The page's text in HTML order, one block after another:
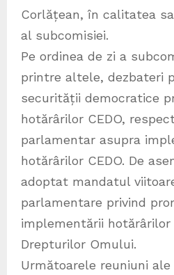
Corlățean, în calitatea
al subcomisiei.
Pe ordinea de zi a
printre altele, dezbateri
securității democratice
hotărârilor CEDO,
parlamentar asupra
hotărârilor CEDO. De
adoptat mandatul
parlamentare privind
implementării hotărârilor
Drepturilor Omului.
Următoarele reuniuni